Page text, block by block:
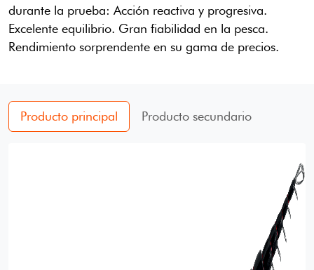
durante la prueba: Acción reactiva y progresiva.
Excelente equilibrio. Gran fiabilidad en la pesca.
Rendimiento sorprendente en su gama de precios.
Producto principal Producto secundario